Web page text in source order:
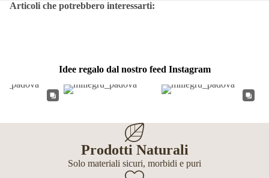
Articoli che potrebbero interessarti:
Idee regalo dal nostro feed Instagram
Prodotti Naturali
Solo materiali sicuri, morbidi e puri